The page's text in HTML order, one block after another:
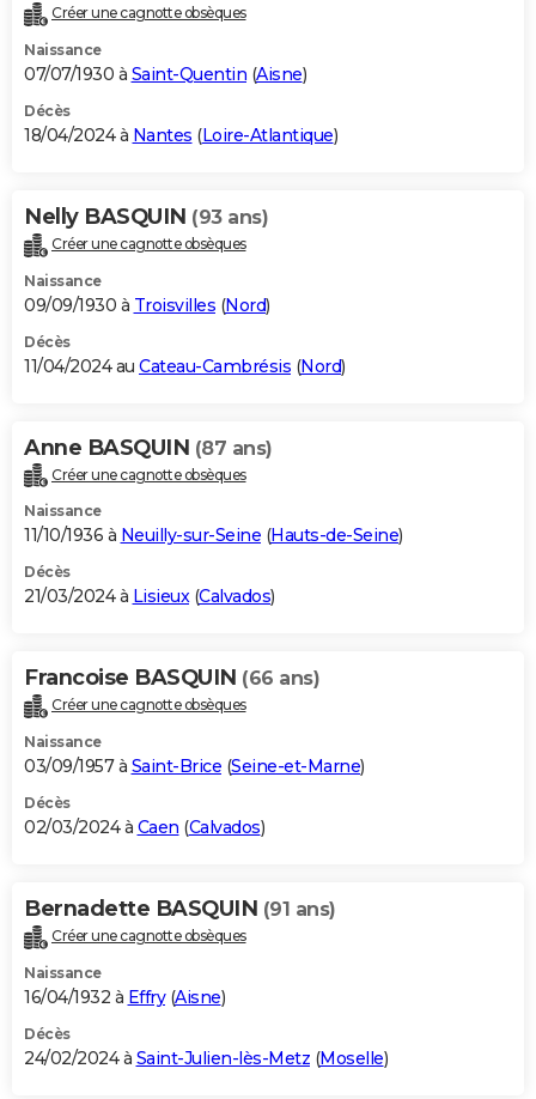
Créer une cagnotte obsèques
Naissance
07/07/1930 à Saint-Quentin (Aisne)
Décès
18/04/2024 à Nantes (Loire-Atlantique)
Nelly BASQUIN (93 ans)
Créer une cagnotte obsèques
Naissance
09/09/1930 à Troisvilles (Nord)
Décès
11/04/2024 au Cateau-Cambrésis (Nord)
Anne BASQUIN (87 ans)
Créer une cagnotte obsèques
Naissance
11/10/1936 à Neuilly-sur-Seine (Hauts-de-Seine)
Décès
21/03/2024 à Lisieux(Calvados)
Francoise BASQUIN (66 ans)
Créer une cagnotte obsèques
Naissance
03/09/1957 à Saint-Brice (Seine-et-Marne)
Décès
02/03/2024 à Caen (Calvados)
Bernadette BASQUIN (91 ans)
Créer une cagnotte obsèques
Naissance
16/04/1932 à Effry(Aisne)
Décès
24/02/2024 à Saint-Julien-lès-Metz (Moselle)